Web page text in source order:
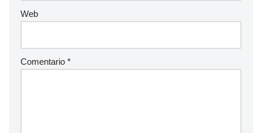
Web
Comentario *